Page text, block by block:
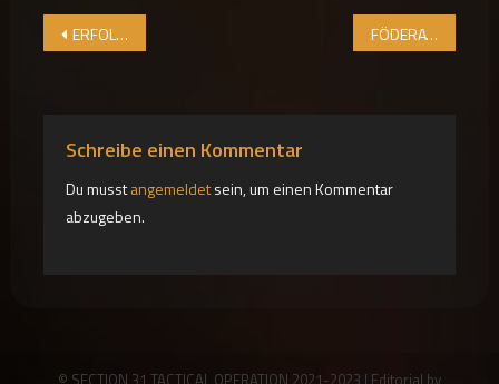
Beitragsnavigation
ERFOLGREICHE BERGBAUKAMPAGNE STÜTZT AZIMUT FÖDERATION ÜBERWACHT PRO-XENO-AKTIVITÄT
Schreibe einen Kommentar
Du musstangemeldetsein, um einen Kommentar
abzugeben.